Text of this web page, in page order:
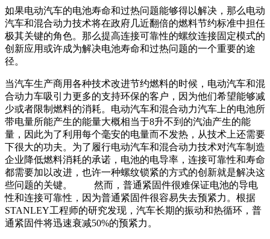
如果电动汽车的电池寿命和过热问题能够得以解决，那么电动
汽车和混合动力技术将在政府几近翻倍的燃料节约标准中担任
极其关键的角色。那么提高连接可靠性的螺纹连接固定模式的
创新应用或许成为解决电池寿命和过热问题的一个重要的途
径。
当汽车生产商用各种技术改进节约燃料的时候，电动汽车和混
合动力车吸引力更多的支持环保的客户，因为他们希望能够减
少或者限制燃料的消耗。电动汽车和混合动力汽车上的电池所
带电量所能产生的能量大概相当于8升不到的汽油产生的能
量，因此为了利用每个毫安的电量而不发热，从技术上还需要
下很大的功夫。为了履行电动汽车和混合动力技术对汽车制造
企业降低燃料消耗的承诺，电池的电导率，连接可靠性和寿命
都需要加以改进，也许一种螺纹锁紧的方式的创新就是解决这
些问题的关键。 然而，普通紧固件很难保证电池的导电
性和连接可靠性，因为普通紧固件很容易失去预紧力。根据
STANLEY工程师的研究发现，汽车长期的振动和热循环，普
通紧固件将迅速衰减50%的预紧力。